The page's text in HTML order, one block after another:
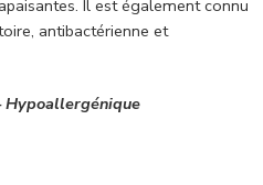
Il est également connu
antibactérienne et
Hypoallergénique